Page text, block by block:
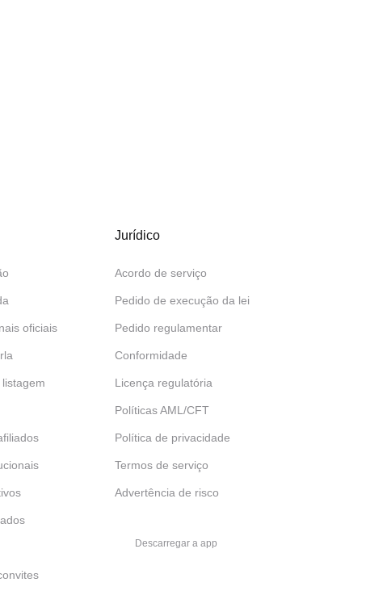
oficiais
Jurídico
Acordo de serviço
Pedido de execução da lei
Pedido regulamentar
Conformidade
Licença regulatória
Políticas AML/CFT
Política de privacidade
Termos de serviço
Advertência de risco
Descarregar a app